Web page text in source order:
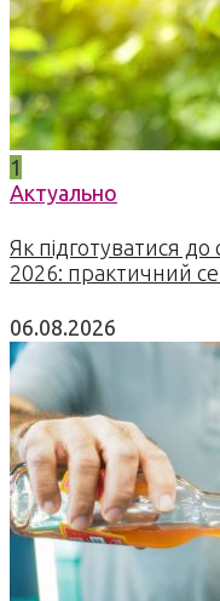
1
Актуально
Як підготуватися
2026: практичний
06.08.2026